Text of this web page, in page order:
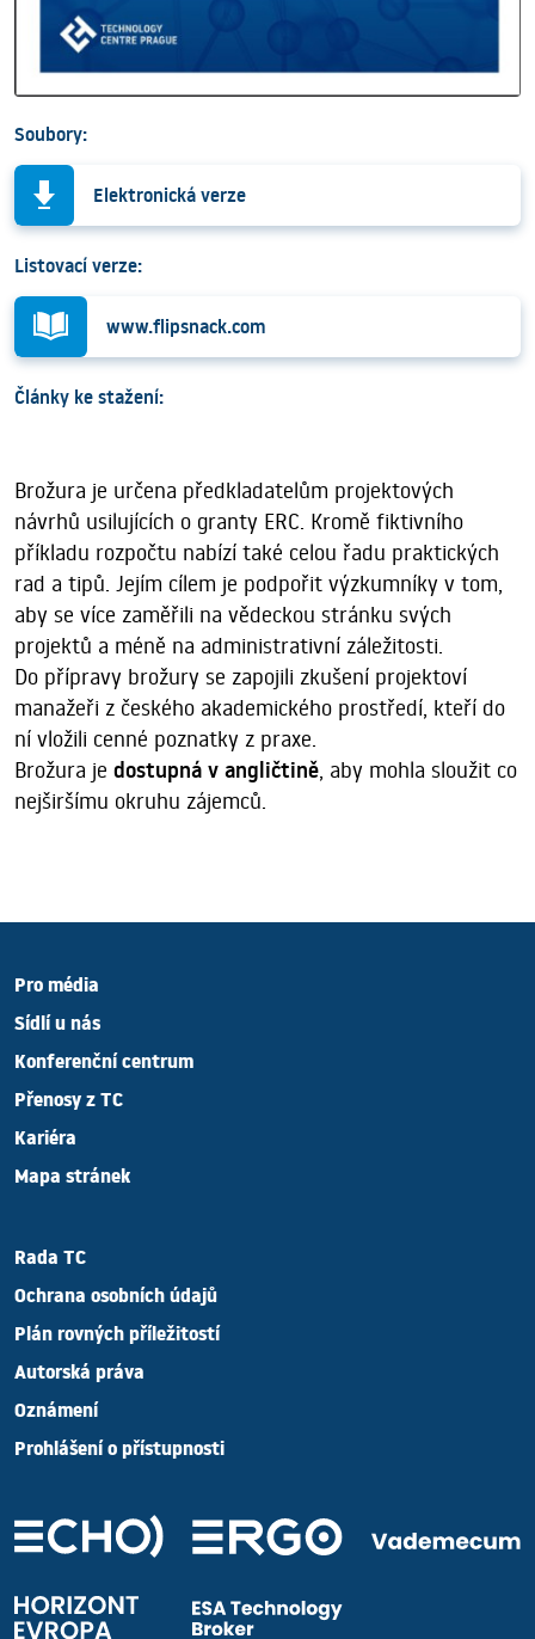
Soubory:
Elektronická verze
Listovací verze:
www.flipsnack.com
Články ke stažení:
Brožura je určena předkladatelům projektových
návrhů usilujících o granty ERC. Kromě fiktivního
příkladu rozpočtu nabízí také celou řadu praktických
rad a tipů. Jejím cílem je podpořit výzkumníky v tom,
aby se více zaměřili na vědeckou stránku svých
projektů a méně na administrativní záležitosti.
Do přípravy brožury se zapojili zkušení projektoví
manažeři z českého akademického prostředí, kteří do
ní vložili cenné poznatky z praxe.
Brožura je dostupná v angličtině, aby mohla sloužit co
nejširšímu okruhu zájemců.
Pro média
Sídlí u nás
Konferenční centrum
Přenosy z TC
Kariéra
Mapa stránek
Rada TC
Ochrana osobních údajů
Plán rovných příležitostí
Autorská práva
Oznámení
Prohlášení o přístupnosti